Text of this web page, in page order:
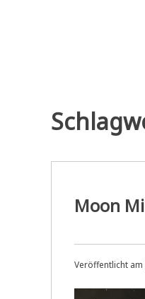
Moon
Veröffentlicht am